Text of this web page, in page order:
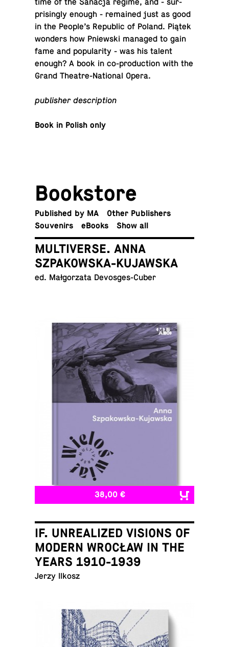
time of the Sanacja regime, and - sur­
pris­ingly enough - re­mained just as good
in the People’s Re­pub­lic of Poland. Piątek
wonders how Pniewski managed to gain
fame and pop­u­lar­ity - was his talent
enough? A book in co-pro­duc­tion with the
Grand The­atre-Na­tional Opera.
pub­lisher description
Book in Polish only
Book­store
Pub­lished by MA
Other Publishers
Sou­venirs
eBooks Show all
MULTIVERSE. ANNA
SZPAKOWSKA-KUJAWSKA
ed. Małgorzata Devosges-Cuber
38,00 €
IF. UNREALIZED VISIONS OF
MODERN WROCŁAW IN THE
YEARS 1910-1939
Jerzy Ilkosz